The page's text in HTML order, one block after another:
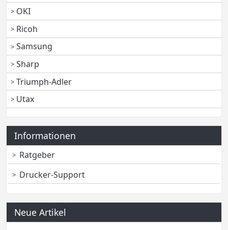
OKI
Ricoh
Samsung
Sharp
Triumph-Adler
Utax
Informationen
Ratgeber
Drucker-Support
Neue Artikel